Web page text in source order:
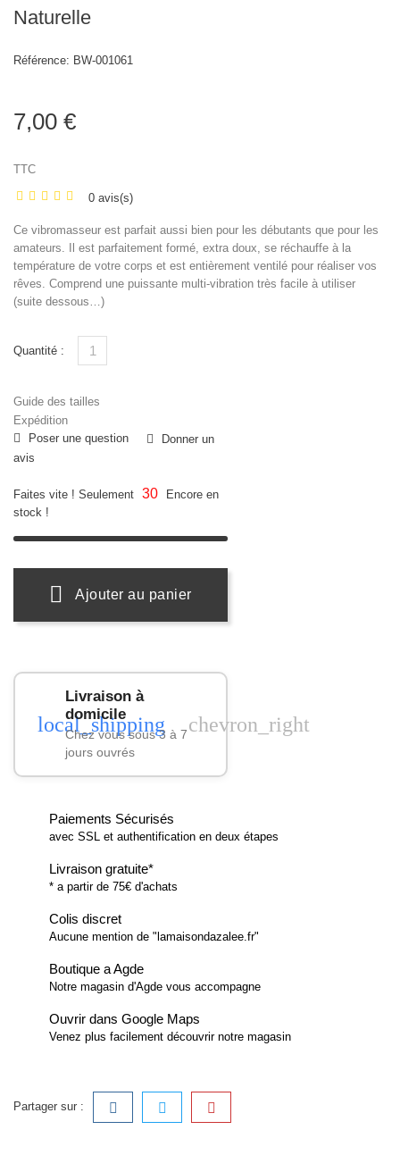
Naturelle
Référence: BW-001061
7,00 €
TTC
0 avis(s)
Ce vibromasseur est parfait aussi bien pour les débutants que pour les
amateurs. Il est parfaitement formé, extra doux, se réchauffe à la
température de votre corps et est entièrement ventilé pour réaliser vos
rêves. Comprend une puissante multi-vibration très facile à utiliser
(suite dessous…)
Quantité :
Guide des tailles
Expédition
Poser une question
Donner un
avis
Faites vite ! Seulement 30
Encore en
stock !
Ajouter au panier
local_shipping
Livraison à
domicile
Chez vous sous 3 à 7
jours ouvrés
chevron_right
Paiements Sécurisés
avec SSL et authentification en deux étapes
Livraison gratuite*
* a partir de 75€ d'achats
Colis discret
Aucune mention de "lamaisondazalee.fr"
Boutique a Agde
Notre magasin d'Agde vous accompagne
Ouvrir dans Google Maps
Venez plus facilement découvrir notre magasin
Partager sur :